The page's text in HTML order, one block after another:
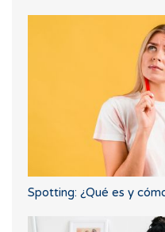
Spotting: ¿Qué es y